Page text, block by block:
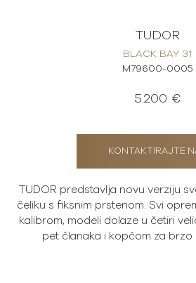
TUDOR
BLACK BAY 31
M79600-0005
5.200 €
KONTAKTIRAJTE
TUDOR predstavlja novu verziju
čeliku s fiksnim prstenom. Svi
kalibrom, modeli dolaze u četiri
pet članaka i kopčom za brzo